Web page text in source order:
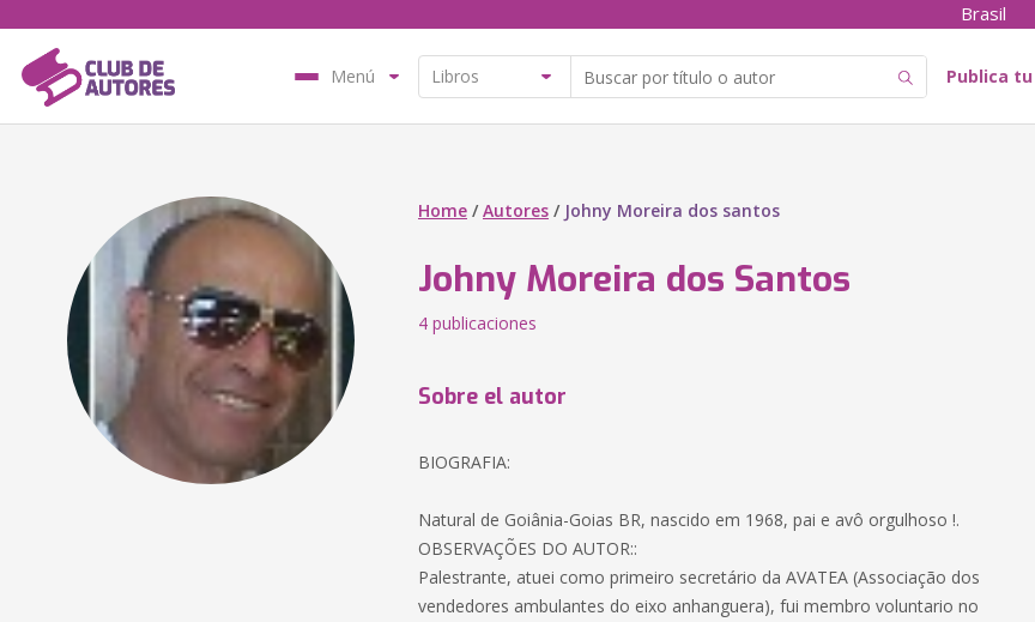
Brasil
Menú Publica
Home /Autores / Johny Moreira dos santos
Johny Moreira dos Santos
4 publicaciones
Sobre el autor
BIOGRAFIA:
Natural de Goiânia-Goias BR, nascido em 1968, pai e avô orgulhoso !.
OBSERVAÇÕES DO AUTOR::
Palestrante, atuei como primeiro secretário da AVATEA (Associação dos
vendedores ambulantes do eixo anhanguera), fui membro voluntario no